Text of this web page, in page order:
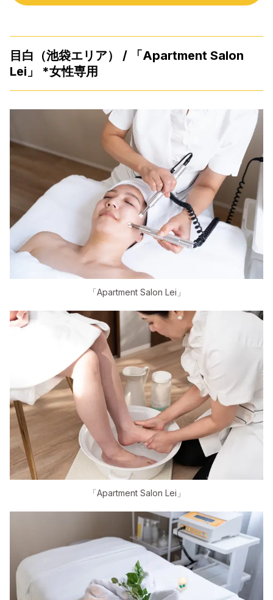
目白（池袋エリア） / 「Apartment Salon
Lei」 *女性専用
「Apartment Salon Lei」
「Apartment Salon Lei」